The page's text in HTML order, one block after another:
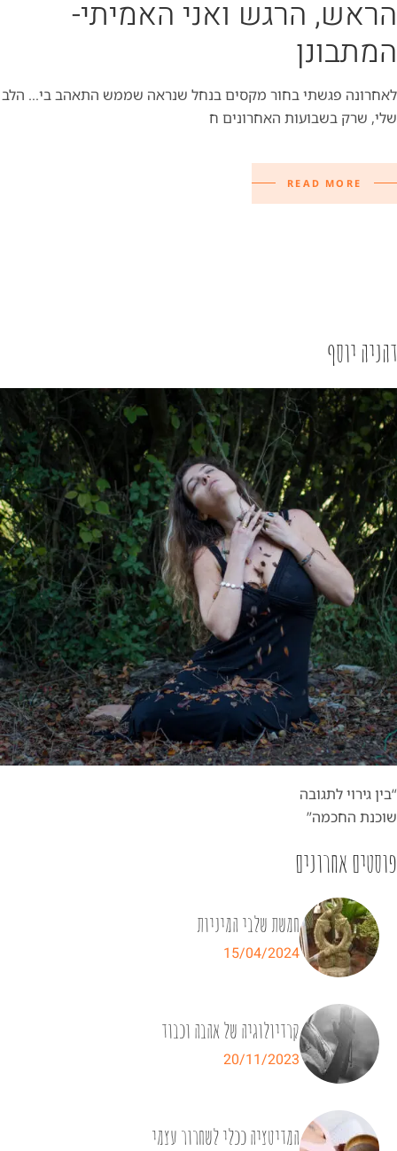
הראש, הרגש ואני האמיתי-
המתבונן
לאחרונה פגשתי בחור מקסים בנחל שנראה שממש התאהב בי… הלב
שלי, שרק בשבועות האחרונים ח
READ MORE
דהניה יוסף
“בין גירוי לתגובה
שוכנת החכמה”
פוסטים אחרונים
חמשת שלבי המיניות
15/04/2024
קרדיולוגיה של אהבה וכבוד
20/11/2023
המדיטציה ככלי לשחרור עצמי